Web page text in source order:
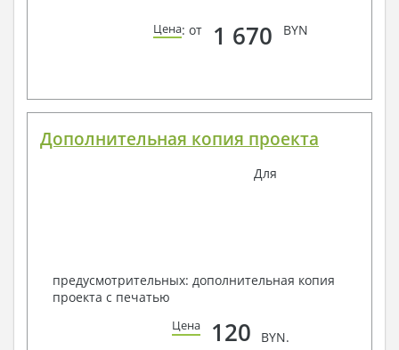
Цена: от 1 670 BYN
Дополнительная копия проекта
Для
предусмотрительных: дополнительная копия
проекта с печатью
Цена 120 BYN.